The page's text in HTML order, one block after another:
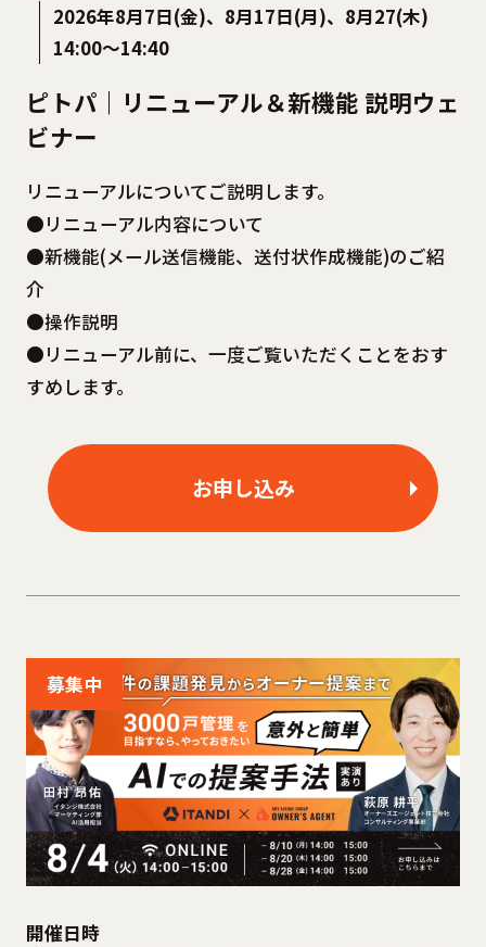
2026年8月7日(金)、8月17日(月)、8月27(木)
14:00〜14:40
ピトパ｜リニューアル＆新機能 説明ウェ
ビナー
リニューアルについてご説明します。
●リニューアル内容について
●新機能(メール送信機能、送付状作成機能)のご紹
介
●操作説明
●リニューアル前に、一度ご覧いただくことをおす
すめします。
お申し込み
募集中
開催日時